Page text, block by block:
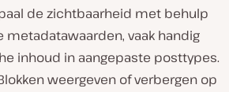
de zichtbaarheid met behulp
metadatawaarden, vaak handig
inhoud in aangepaste posttypes.
weergeven of verbergen op